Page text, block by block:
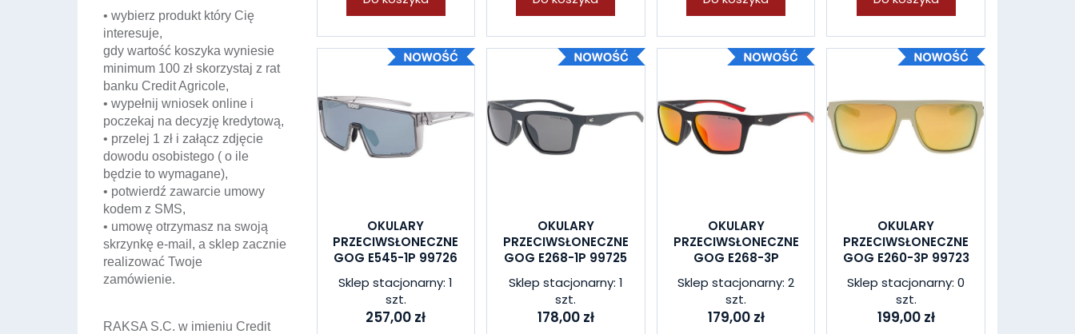
OKULARY
PRZECIWSŁONECZNE
GOG E545-1P 99726
Sklep stacjonarny: 1
szt.
257,00 zł
OKULARY
PRZECIWSŁONECZNE
GOG E268-1P 99725
Sklep stacjonarny: 1
szt.
178,00 zł
OKULARY
PRZECIWSŁONECZNE
GOG E268-3P
Sklep stacjonarny: 2
szt.
179,00 zł
OKULARY
PRZECIWSŁONECZNE
GOG E260-3P 99723
Sklep stacjonarny: 0
szt.
199,00 zł
• wybierz produkt który Cię
interesuje,
gdy wartość koszyka wyniesie
minimum 100 zł skorzystaj z rat
banku Credit Agricole,
• wypełnij wniosek online i
poczekaj na decyzję kredytową,
• przelej 1 zł i załącz zdjęcie
dowodu osobistego ( o ile
będzie to wymagane),
• potwierdź zawarcie umowy
kodem z SMS,
• umowę otrzymasz na swoją
skrzynkę e-mail, a sklep zacznie
realizować Twoje
zamówienie.
RAKSA S.C. w imieniu Credit